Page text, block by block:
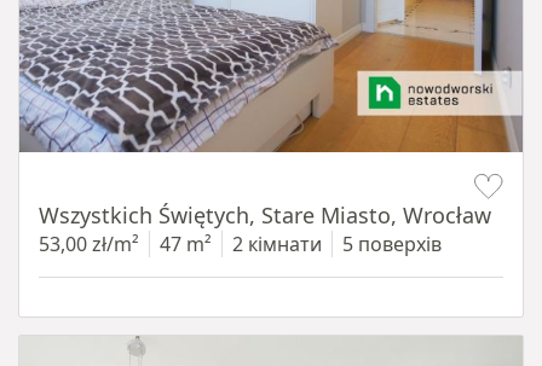
Wszystkich Świętych, Stare Miasto, Wrocław
53,00 zł/m² 47 m² 2 кімнати 5 поверхів